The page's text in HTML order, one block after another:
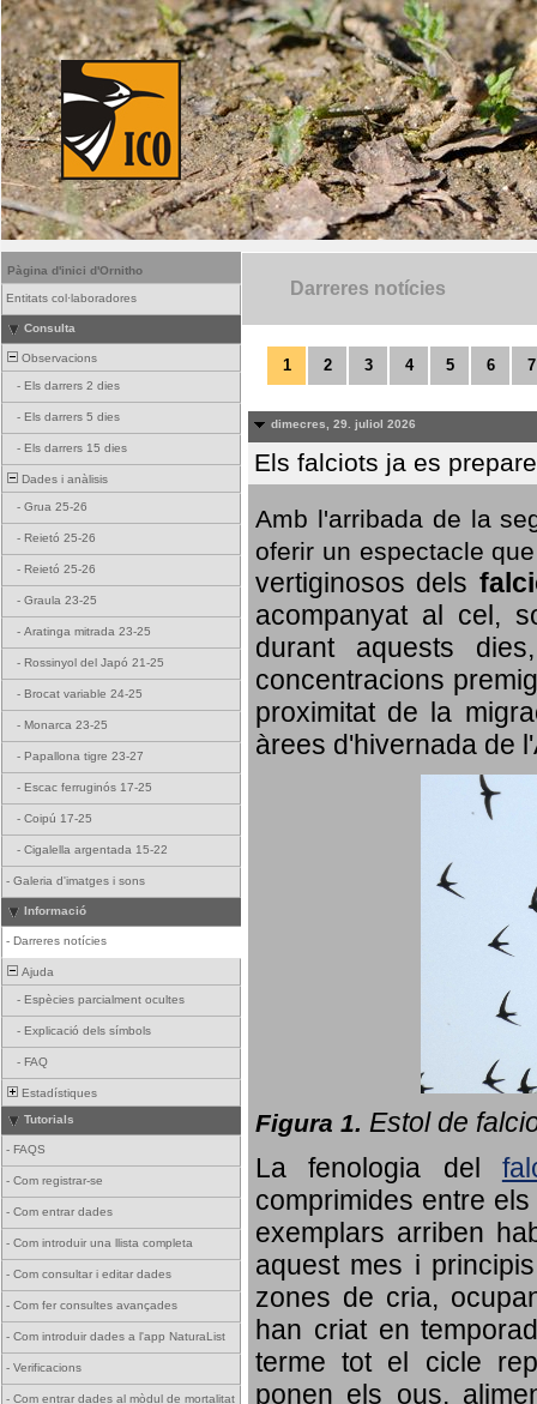
Pàgina d'inici d'Ornitho
Entitats col·laboradores
Consulta
Observacions
- Els darrers 2 dies
- Els darrers 5 dies
- Els darrers 15 dies
Dades i anàlisis
- Grua 25-26
- Reietó 25-26
- Reietó 25-26
- Graula 23-25
- Aratinga mitrada 23-25
- Rossinyol del Japó 21-25
- Brocat variable 24-25
- Monarca 23-25
- Papallona tigre 23-27
- Escac ferruginós 17-25
- Coipú 17-25
- Cigalella argentada 15-22
- Galeria d'imatges i sons
Informació
- Darreres notícies
Ajuda
- Espècies parcialment ocultes
- Explicació dels símbols
- FAQ
Estadístiques
Tutorials
- FAQS
- Com registrar-se
- Com entrar dades
- Com introduir una llista completa
- Com consultar i editar dades
- Com fer consultes avançades
- Com introduir dades a l'app NaturaList
- Verificacions
- Com entrar dades al mòdul de mortalitat
Darreres notícies
1 2 3 4 5 6 7
dimecres, 29. juliol 2026
Els falciots ja es
Amb l'arribada de la
oferir un espectacle
vertiginosos dels
acompanyat al cel,
durant aquests
concentracions
proximitat de la
àrees d'hivernada de
Figura 1. Estol de
La fenologia del
comprimides entre
exemplars arriben
aquest mes i
zones de cria,
han criat en
terme tot el cicle
ponen els ous,